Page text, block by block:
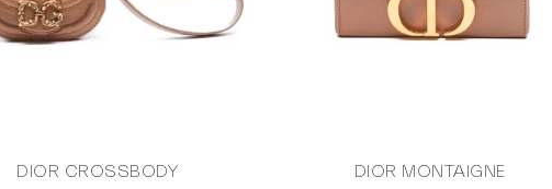
DIOR CROSSBODY DIOR MONTAIGNE